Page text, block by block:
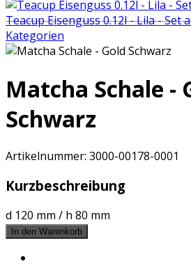
Teacup Eisenguss 0.12l - Lila - Set
Kategorien
Matcha Schale -
Schwarz
Artikelnummer: 3000-00178-0001
Kurzbeschreibung
d 120 mm / h 80 mm